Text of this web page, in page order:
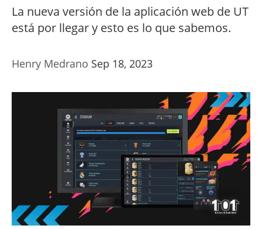
La nueva versión de la aplicación web de UT
está por llegar y esto es lo que sabemos.
Henry Medrano Sep 18, 2023